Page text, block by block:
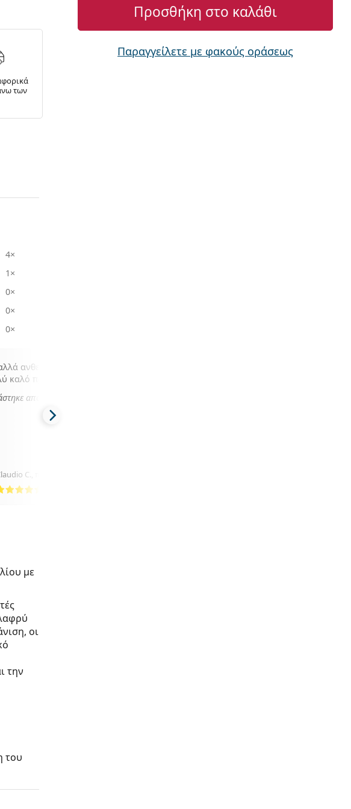
Προσθήκη στο καλάθι
Παραγγείλετε με φακούς οράσεως
των
4×
1×
0×
0×
0×
ανθεκτικά. Πολύ άνετοι
καλό προϊόν.
από
C.
με
οι
την
του